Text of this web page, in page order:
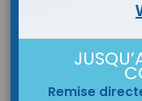
Remise